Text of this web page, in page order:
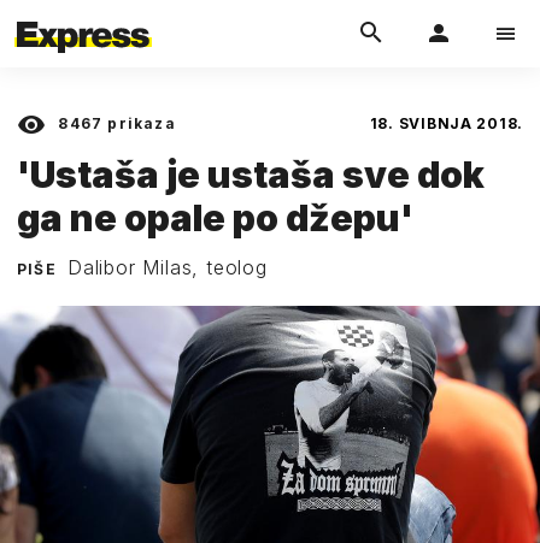
8467 prikaza 18. SVIBNJA 2018.
'Ustaša je ustaša sve dok
ga ne opale po džepu'
PIŠE Dalibor Milas, teolog